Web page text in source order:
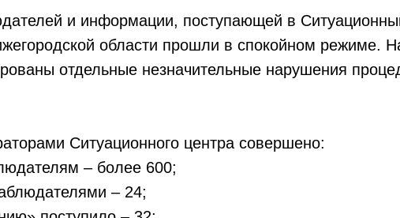
и информации, поступающей в
области прошли в спокойном режиме.
отдельные незначительные нарушения
Ситуационного центра совершено:
– более 600;
– 24;